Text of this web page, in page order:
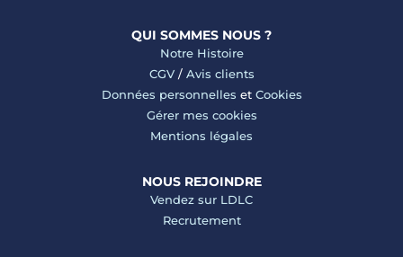
QUI SOMMES NOUS ?
Notre Histoire
CGV/ Avis clients
Données personnelles et Cookies
Gérer mes cookies
Mentions légales
NOUS REJOINDRE
Vendez sur LDLC
Recrutement